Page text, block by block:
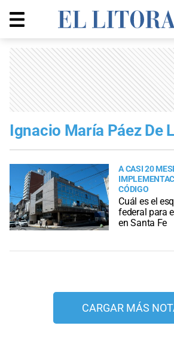
Ignacio María Páez De
A CASI 20
CÓDIGO
Cuál es el
federal para
en Santa Fe
CARGAR MÁS